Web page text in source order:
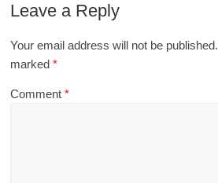
Leave a Reply
Your email address will not be published.
marked*
Comment*